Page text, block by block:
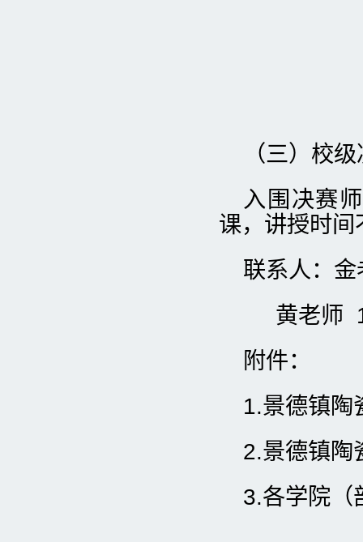
（三）校
入围决赛
课，讲授时
联系人：
黄老师
附件：
1.景德镇陶
2.景德镇陶
3.各学院（